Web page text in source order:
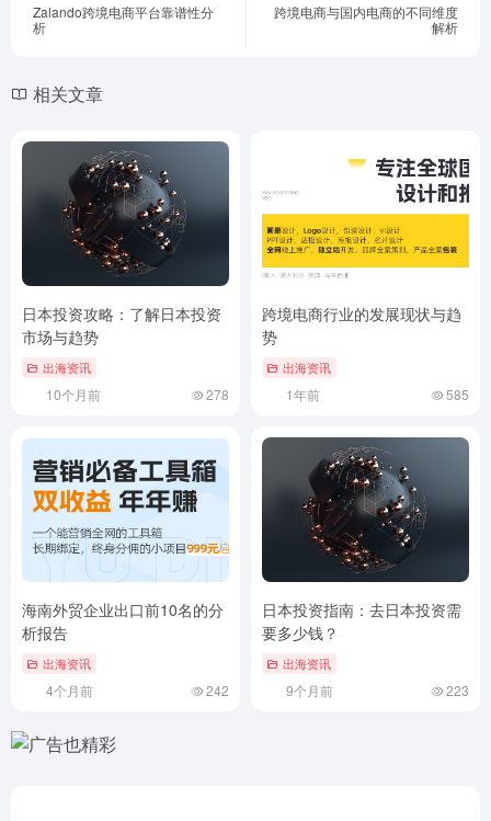
Zalando跨境电商平台靠谱性分
析
跨境电商与国内电商的不同维度
解析
相关文章
日本投资攻略：了解日本投资
市场与趋势
出海资讯
10个月前 278
跨境电商行业的发展现状与趋
势
出海资讯
1年前 585
海南外贸企业出口前10名的分
析报告
出海资讯
4个月前 242
日本投资指南：去日本投资需
要多少钱？
出海资讯
9个月前 223